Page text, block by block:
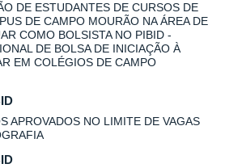
DE ESTUDANTES DE CURSOS DE
DE CAMPO MOURÃO NA ÁREA DE
COMO BOLSISTA NO PIBID -
DE BOLSA DE INICIAÇÃO À
EM COLÉGIOS DE CAMPO
APROVADOS NO LIMITE DE VAGAS